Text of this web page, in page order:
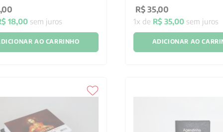
,00
18,00 sem juros
AO CARRINHO
R$ 35,00
1x de R$ 35,00sem juros
ADICIONAR AO